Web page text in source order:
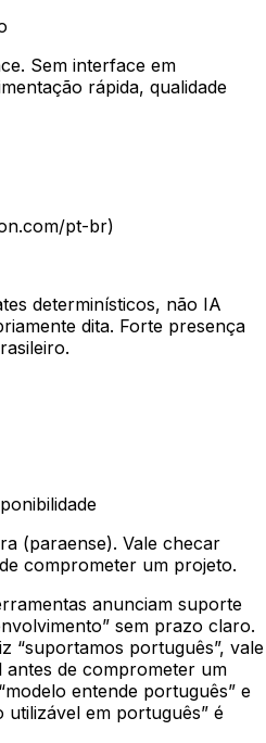
Sem interface em
rápida, qualidade
pt-br)
determinísticos, não IA
dita. Forte presença
(paraense). Vale checar
comprometer um projeto.
anunciam suporte
sem prazo claro.
“suportamos português”, vale
de comprometer um
entende português” e
em português” é